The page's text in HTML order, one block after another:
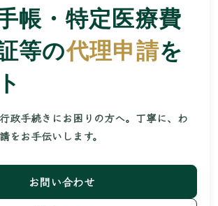
帳・特定医療費
等の代理申請を
政手続きにお困りの方へ。丁寧に、わ
をお手伝いします。
お問い合わせ